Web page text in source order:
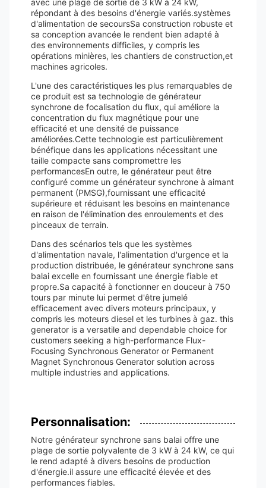
avec une plage de sortie de 3 kW à 24 kW,
répondant à des besoins d'énergie variés.systèmes
d'alimentation de secoursSa construction robuste et
sa conception avancée le rendent bien adapté à
des environnements difficiles, y compris les
opérations minières, les chantiers de construction,et
machines agricoles.
L'une des caractéristiques les plus remarquables de
ce produit est sa technologie de générateur
synchrone de focalisation du flux, qui améliore la
concentration du flux magnétique pour une
efficacité et une densité de puissance
améliorées.Cette technologie est particulièrement
bénéfique dans les applications nécessitant une
taille compacte sans compromettre les
performancesEn outre, le générateur peut être
configuré comme un générateur synchrone à aimant
permanent (PMSG),fournissant une efficacité
supérieure et réduisant les besoins en maintenance
en raison de l'élimination des enroulements et des
pinceaux de terrain.
Dans des scénarios tels que les systèmes
d'alimentation navale, l'alimentation d'urgence et la
production distribuée, le générateur synchrone sans
balai excelle en fournissant une énergie fiable et
propre.Sa capacité à fonctionner en douceur à 750
tours par minute lui permet d'être jumelé
efficacement avec divers moteurs principaux, y
compris les moteurs diesel et les turbines à gaz. this
generator is a versatile and dependable choice for
customers seeking a high-performance Flux-
Focusing Synchronous Generator or Permanent
Magnet Synchronous Generator solution across
multiple industries and applications.
Personnalisation:
Notre générateur synchrone sans balai offre une
plage de sortie polyvalente de 3 kW à 24 kW, ce qui
le rend adapté à divers besoins de production
d'énergie.il assure une efficacité élevée et des
performances fiables.